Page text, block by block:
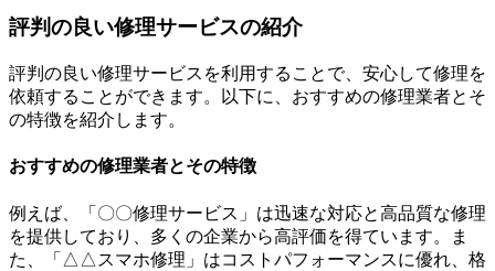
評判の良い修理サービスの紹介
評判の良い修理サービスを利用することで、安心して修理を
依頼することができます。以下に、おすすめの修理業者とそ
の特徴を紹介します。
おすすめの修理業者とその特徴
例えば、「〇〇修理サービス」は迅速な対応と高品質な修理
を提供しており、多くの企業から高評価を得ています。ま
た、「△△スマホ修理」はコストパフォーマンスに優れ、格